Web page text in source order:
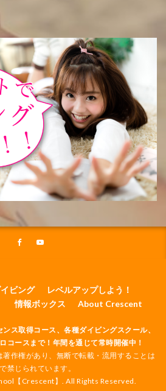
ビング
レベルアップしよう！
情報ボックス About Crescent
ス取得コース、各種ダイビングスクール、
コースまで！年間を通じて常時開催中！
作権があり、無断で転載・流用することは
禁じられています。
【Crescent】. All Rights Reserved.